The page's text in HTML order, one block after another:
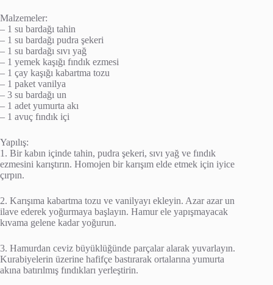
Malzemeler:
– 1 su bardağı tahin
– 1 su bardağı pudra şekeri
– 1 su bardağı sıvı yağ
– 1 yemek kaşığı fındık ezmesi
– 1 çay kaşığı kabartma tozu
– 1 paket vanilya
– 3 su bardağı un
– 1 adet yumurta akı
– 1 avuç fındık içi
Yapılış:
1. Bir kabın içinde tahin, pudra şekeri, sıvı yağ ve fındık
ezmesini karıştırın. Homojen bir karışım elde etmek için iyice
çırpın.
2. Karışıma kabartma tozu ve vanilyayı ekleyin. Azar azar un
ilave ederek yoğurmaya başlayın. Hamur ele yapışmayacak
kıvama gelene kadar yoğurun.
3. Hamurdan ceviz büyüklüğünde parçalar alarak yuvarlayın.
Kurabiyelerin üzerine hafifçe bastırarak ortalarına yumurta
akına batırılmış fındıkları yerleştirin.